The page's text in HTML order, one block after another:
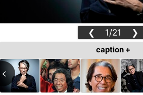
❮ 1/21 ❯
caption +